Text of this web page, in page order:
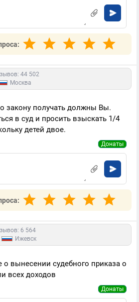
44 502
Москва
закону получать должны Вы.
в суд и просить взыскать 1/4
детей двое.
Донаты
6 564
Ижевск
о вынесении судебного приказа о
всех доходов
Донаты